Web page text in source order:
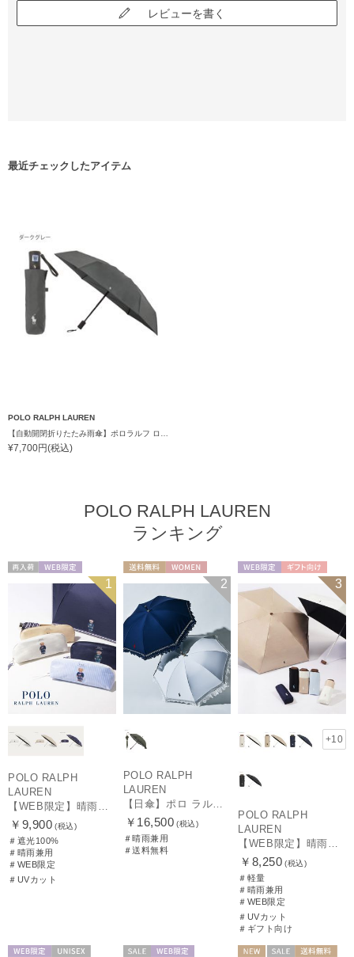
レビューを書く
最近チェックしたアイテム
POLO RALPH LAUREN
¥7,700円(税込)
POLO RALPH LAUREN
ランキング
1
POLO RALPH
LAUREN
【WEB限定】晴雨兼用折りたたみ日傘 ポロ ラルフ ローレン（POLO RALPH LAUREN）ワンポイントベア 遮光100 UV100
￥9,900 (税込)
＃遮光100%
＃晴雨兼用
＃WEB限定
＃UVカット
2
POLO RALPH
LAUREN
【日傘】ポロ ラルフ ローレン(POLO RALPH LAUREN)エンブフリル 長傘 【公式ムーンバット】 遮光 遮熱 UV 晴雨兼用
￥16,500 (税込)
＃晴雨兼用
＃送料無料
ギフト向け
UNISEX
3
+10
POLO RALPH
LAUREN
【WEB限定】晴雨兼用折りたたみ日傘 ポロ ラルフ ローレン ポロポニー刺繍 POLO BEAR 雨の日OK 遮光100% 遮熱 簡単開閉 UV100% 晴雨兼用
￥8,250 (税込)
＃軽量
＃晴雨兼用
＃WEB限定
＃UVカット
＃ギフト向け